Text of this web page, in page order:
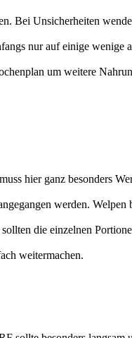
Bei Unsicherheiten
nur auf einige wenige
um weitere
hier ganz besonders
werden.
die einzelnen
weitermachen.